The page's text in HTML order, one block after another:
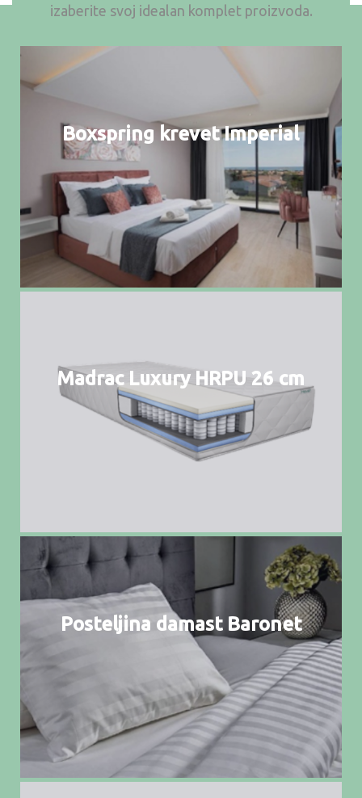
izaberite svoj idealan komplet proizvoda.
Boxspring krevet Imperial
Madrac Luxury HRPU 26 cm
Posteljina damast Baronet